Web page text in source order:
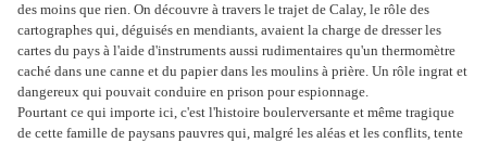
des moins que rien. On découvre à travers le trajet de Calay, le rôle des
cartographes qui, déguisés en mendiants, avaient la charge de dresser les
cartes du pays à l'aide d'instruments aussi rudimentaires qu'un thermomètre
caché dans une canne et du papier dans les moulins à prière. Un rôle ingrat et
dangereux qui pouvait conduire en prison pour espionnage.
Pourtant ce qui importe ici, c'est l'histoire boulerversante et même tragique
de cette famille de paysans pauvres qui, malgré les aléas et les conflits, tente